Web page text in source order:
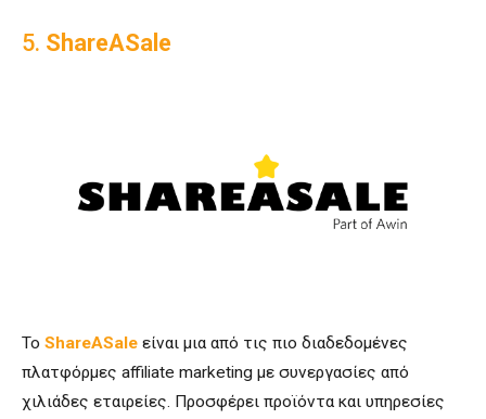
5. ShareASale
Το ShareASale είναι μια από τις πιο διαδεδομένες
πλατφόρμες affiliate marketing με συνεργασίες από
χιλιάδες εταιρείες. Προσφέρει προϊόντα και υπηρεσίες